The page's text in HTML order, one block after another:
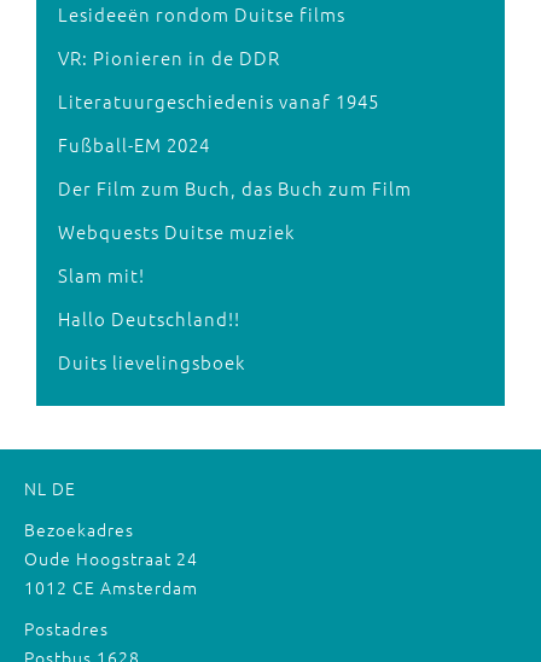
Lesideeën rondom Duitse films
VR: Pionieren in de DDR
Literatuurgeschiedenis vanaf 1945
Fußball-EM 2024
Der Film zum Buch, das Buch zum Film
Webquests Duitse muziek
Slam mit!
Hallo Deutschland!!
Duits lievelingsboek
NL DE
Bezoekadres
Oude Hoogstraat 24
1012 CE Amsterdam
Postadres